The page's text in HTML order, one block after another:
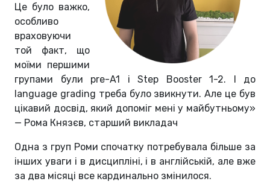
Це було важко,
особливо
враховуючи
той факт, що
моїми першими
групами були pre-A1 і Step Booster 1-2. І до
language grading треба було звикнути. Але це був
цікавий досвід, який допоміг мені у майбутньому»
— Рома Князєв, старший викладач
Одна з груп Роми спочатку потребувала більше за
інших уваги і в дисципліні, і в англійській, але вже
за два місяці все кардинально змінилося.